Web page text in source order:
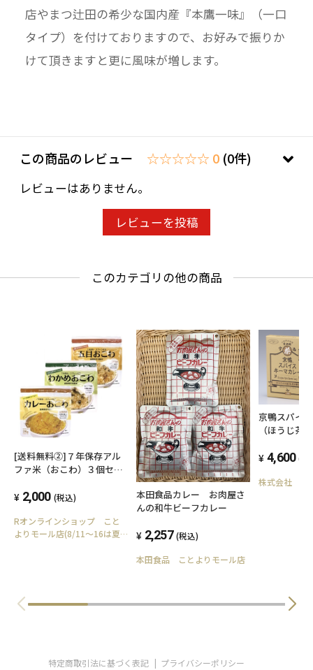
店やまつ辻田の希少な国内産『本鷹一味』（一口
タイプ）を付けておりますので、お好みで振りか
けて頂きますと更に風味が増します。
この商品のレビュー ☆☆☆☆☆ 0 (0件)
レビューはありません。
レビューを投稿
このカテゴリの他の商品
[送料無料②]７年保存アル
ファ米（おこわ）３個セッ
め 各１個
2,000 (税込)
Rオンラインショップ こと
よりモール店(8/11～16は夏
本田食品カレー お肉屋さ
んの和牛ビーフカレー
2,257 (税込)
本田食品 ことよりモール店
京鴨スパイ
（ほうじ茶
4,600 (税
株式会社 古
特定商取引法に基づく表記 プライバシーポリシー